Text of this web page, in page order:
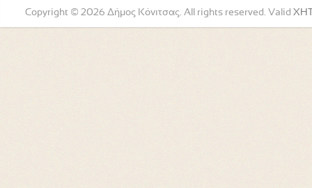
Copyright © 2026 Δήμος Κόνιτσας. All rights reserved. Valid